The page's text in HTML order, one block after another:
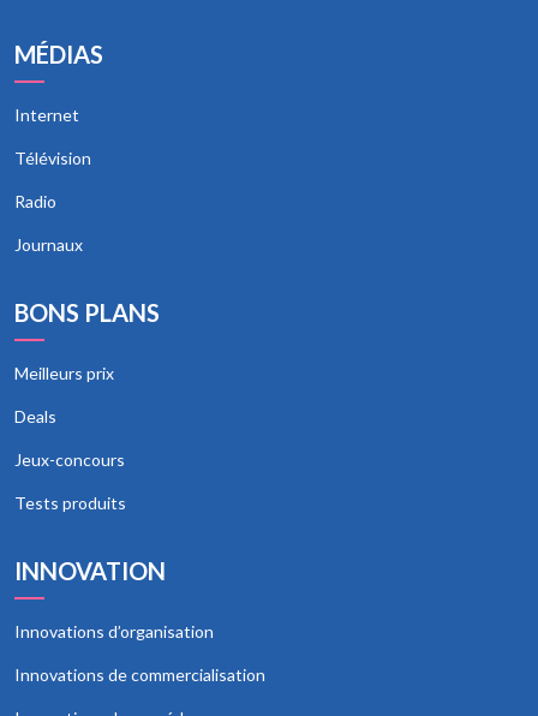
MÉDIAS
Internet
Télévision
Radio
Journaux
BONS PLANS
Meilleurs prix
Deals
Jeux-concours
Tests produits
INNOVATION
Innovations d’organisation
Innovations de commercialisation